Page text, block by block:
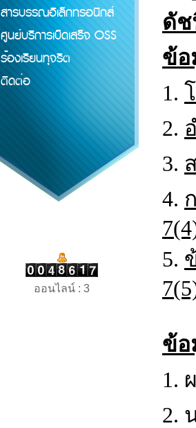
สารบรรณอิเล็กทรอนิกส์
ศูนย์บริการเบ็ดเสร็จ OSS
ร้องเรียนทุจริต
ติดต่อ
ออนไลน์ : 3
ดัช
ข้อ
1.
2.
3.
4.
5.
ข้อ
1.
2.